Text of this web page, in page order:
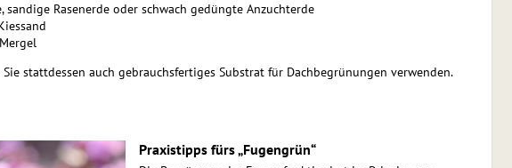
sandige Rasenerde oder schwach gedüngte Anzuchterde
stattdessen auch gebrauchsfertiges Substrat für Dachbegrünungen verwenden.
Praxistipps fürs „Fugengrün“